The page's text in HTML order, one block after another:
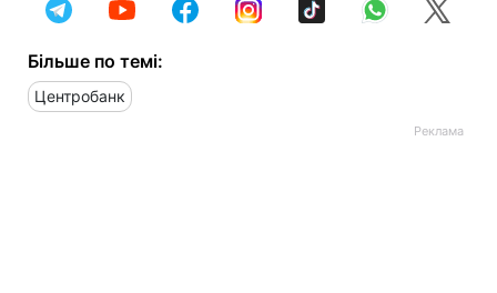
Більше по темі:
Центробанк